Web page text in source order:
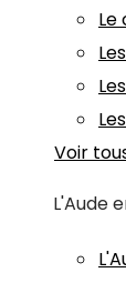
Le
Voir
L'Aude